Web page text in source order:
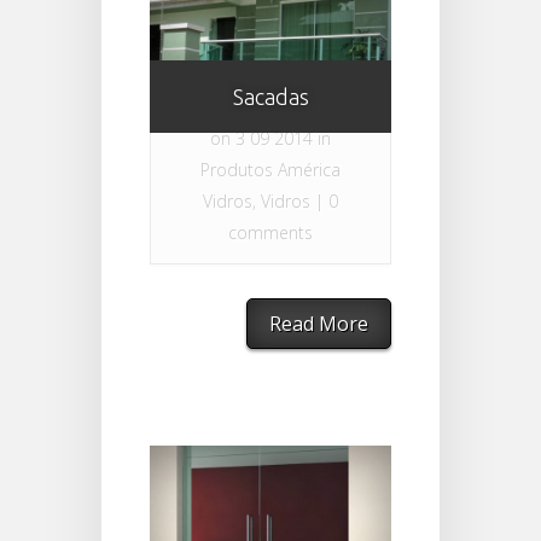
Sacadas
América Vidros
on 3 09 2014 in
Produtos América
Vidros, Vidros | 0
comments
Read More